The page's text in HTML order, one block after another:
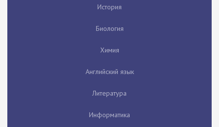
История
Биология
Химия
Английский язык
Литература
Информатика